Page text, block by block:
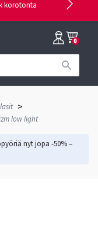
korotonta
0
>
low light
nyt jopa -50% –